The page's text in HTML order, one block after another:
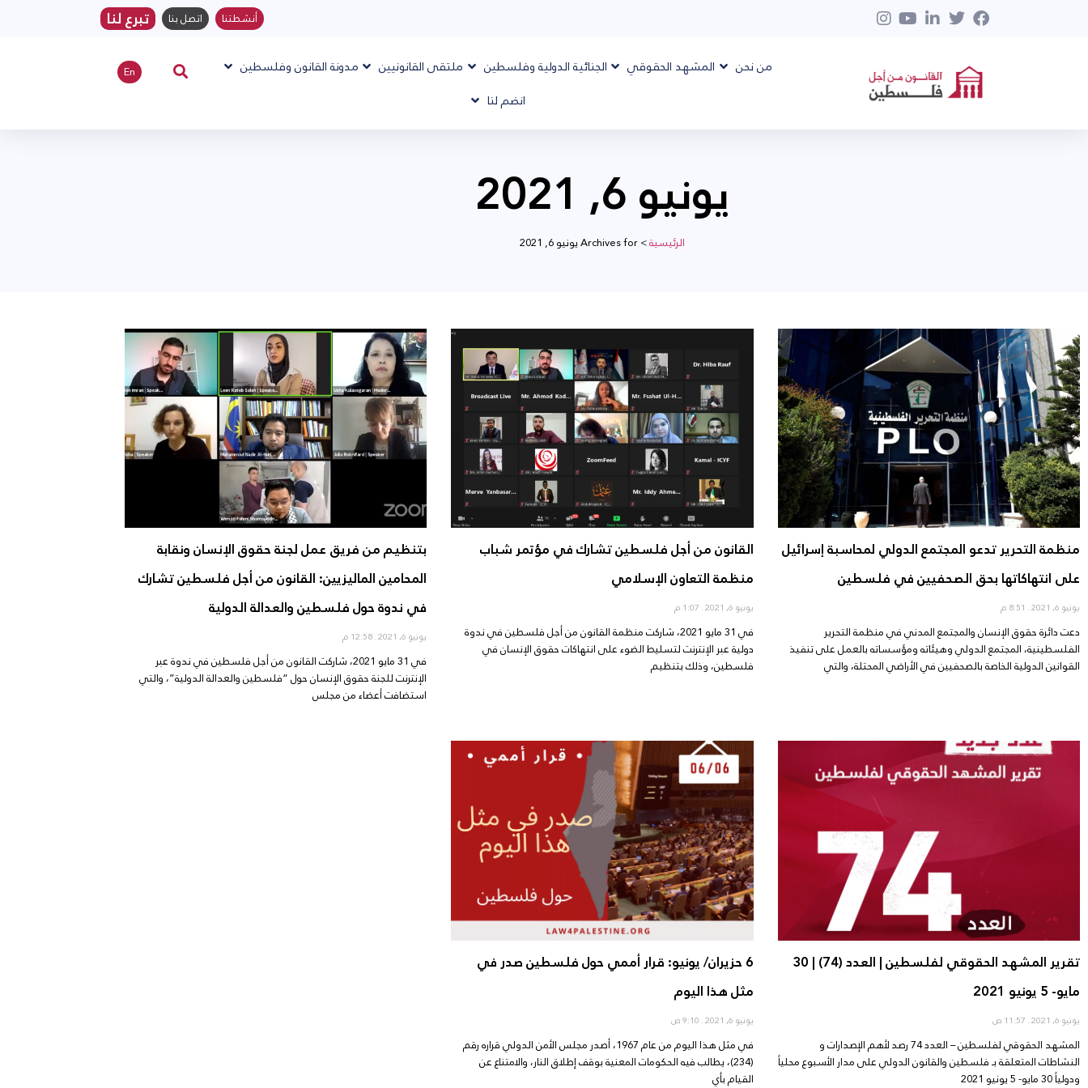
أنشطتنا اتصل بنا تبرع لنا
من نحن المشهد الحقوقي الجنائية الدولية وفلسطين ملتقى القانونيين مدونة القانون وفلسطين
انضم لنا
En
يونيو 6, 2021
الرئيسية>Archives for يونيو 6, 2021
منظمة التحرير تدعو المجتمع الدولي لمحاسبة إسرائيل
على انتهاكاتها بحق الصحفيين في فلسطين
يونيو 6, 2021
دعت دائرة حقوق الإنسان والمجتمع المدني في منظمة التحرير
الفلسطينية، المجتمع الدولي وهيئاته ومؤسساته بالعمل على تنفيذ
القوانين الدولية الخاصة بالصحفيين في الأراضي المحتلة، والتي
القانون من أجل فلسطين تشارك في مؤتمر شباب
منظمة التعاون الإسلامي
يونيو 6, 2021
في 31 مايو 2021، شاركت منظمة القانون من أجل فلسطين في ندوة
دولية عبر الإنترنت لتسليط الضوء على انتهاكات حقوق الإنسان في
فلسطين، وذلك بتنظيم
بتنظيم من فريق عمل لجنة حقوق الإنسان ونقابة
المحامين الماليزيين: القانون من أجل فلسطين تشارك
في ندوة حول فلسطين والعدالة الدولية
يونيو 6, 2021
في 31 مايو 2021، شاركت القانون من أجل فلسطين في ندوة عبر
الإنترنت للجنة حقوق الإنسان حول “فلسطين والعدالة الدولية”، والتي
استضافت أعضاء من مجلس
تقرير المشهد الحقوقي لفلسطين | العدد (74) | 30
مايو- 5 يونيو 2021
يونيو 6, 2021
المشهد الحقوقي لفلسطين – العدد 74 رصد لأهم الإصدارات و
النشاطات المتعلقة بـ فلسطين والقانون الدولي على مدار الأسبوع محلياً
ودولياً 30 مايو- 5 يونيو 2021
6 حزيران/ يونيو: قرار أممي حول فلسطين صدر في
مثل هذا اليوم
يونيو 6, 2021
في مثل هذا اليوم من عام 1967، أصدر مجلس الأمن الدولي قراره رقم
(234)، يطالب فيه الحكومات المعنية بوقف إطلاق النار، والامتناع عن
القيام بأي